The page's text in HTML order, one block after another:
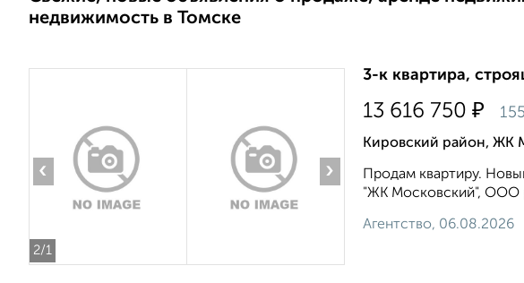
недвижимость в Томске
2/1
‹ ›
3-к квартира,
13 616 750 ₽
Кировский район, ЖК
Продам квартиру.
"ЖК Московский", ООО
Агентство, 06.08.2026